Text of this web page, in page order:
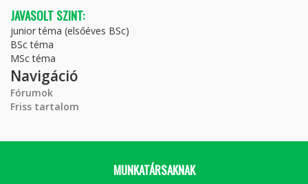
JAVASOLT SZINT:
junior téma (elsőéves BSc)
BSc téma
MSc téma
Navigáció
Fórumok
Friss tartalom
MUNKATÁRSAKNAK